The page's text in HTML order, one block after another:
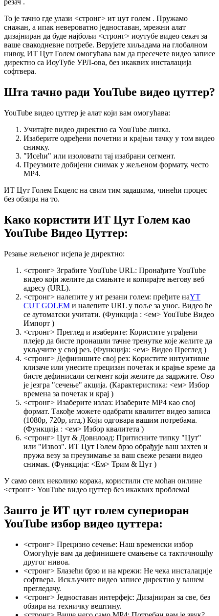
резач .
То је тачно где улази <стронг> ит цут голем . Пружамо
снажан, а ипак невероватно једноставан, мрежни алат
дизајниран да буде најбољи <стронг> иоутубе видео секач за
ваше свакодневне потребе. Верујете хиљадама на глобалном
нивоу, ИТ Цут Голем омогућава вам да пресечете видео записе
директно са ИоуТубе УРЛ-ова, без икаквих инсталација
софтвера.
Шта тачно ради YouTube видео цуттер?
YouTube видео цуттер је алат који вам омогућава:
Учитајте видео директно са YouTube линка.
Изаберите одређени почетни и крајњи тачку у том видео
снимку.
"Исећи" или изоловати тај изабрани сегмент.
Преузмите добијени снимак у жељеном формату, често
MP4.
ИТ Цут Голем Екцелс на свим тим задацима, чинећи процес
без обзира на то.
Како користити ИТ Цут Голем као
YouTube Видео Цуттер:
Резање жељеног исјепа је директно:
<стронг> Зграбите YouTube URL: Пронађите YouTube
видео који желите да смањите и копирајте његову веб
адресу (URL).
<стронг> налепите у ит резани голем: пређите наYT
CUT GOLEM и налепите URL у поље за унос. Видео ће
се аутоматски учитати. (Функција : <ем> YouTube Видео
Импорт )
<стронг> Преглед и изаберите: Користите уграђени
плејер да бисте пронашли тачне тренутке које желите да
укључите у свој рез. (Функција: <ем> Видео Преглед )
<стронг> Дефинишите свој рез: Користите интуитивне
клизаче или унесите прецизан почетак и крајње време да
бисте дефинисали сегмент који желите да задржите. Ово
је језгра "сечење" акција. (Карактеристика: <ем> Избор
времена за почетак и крај )
<стронг> Изаберите излаз: Изаберите MP4 као свој
формат. Такође можете одабрати квалитет видео записа
(1080p, 720p, итд.) Који одговара вашим потребама.
(Функција : <ем> Избор квалитета )
<стронг> Цут & Довнлоад: Притисните типку "Цут"
или "Извоз". ИТ Цут Голем брзо обрађује ваш захтев и
пружа везу за преузимање за ваш свеже резани видео
снимак. (Функција: <Ем> Трим & Цут )
У само ових неколико корака, користили сте моћан онлине
<стронг> YouTube видео цуттер без икаквих проблема!
Зашто је ИТ цут голем супериоран
YouTube избор видео цуттера:
<стронг> Прецизно сечење: Наш временски избор
Омогућује вам да дефинишете смањење са тактичношћу
другог нивоа.
<стронг> Блазећи брзо и на мрежи: Не чека инсталације
софтвера. Искључите видео записе директно у вашем
прегледачу.
<стронг> Једноставан интерфејс: Дизајниран за све, без
обзира на техничку вештину.